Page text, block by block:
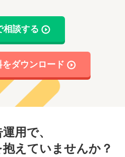
相談する
ダウンロード
用で、
えていませんか？